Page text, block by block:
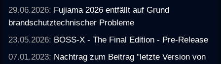
29.06.2026: Fujiama 2026 entfällt auf Grund
brandschutztechnischer Probleme
23.05.2026: BOSS-X - The Final Edition - Pre-Release
07.01.2023: Nachtrag zum Beitrag "letzte Version von